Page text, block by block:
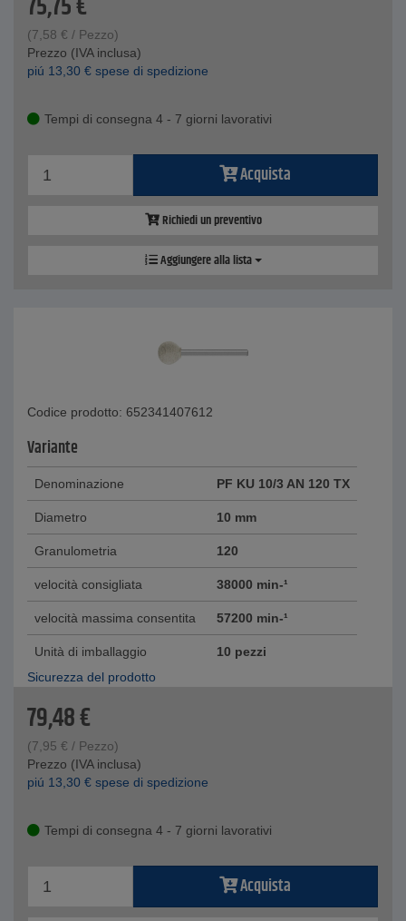
(7,58 € / Pezzo)
Prezzo (IVA inclusa)
piú 13,30 € spese di spedizione
Tempi di consegna 4 - 7 giorni lavorativi
Acquista
Richiedi un preventivo
Aggiungere alla lista
Codice prodotto: 652341407612
Variante
Denominazione PF KU 10/3 AN 120 TX
Diametro 10 mm
Granulometria 120
velocità consigliata 38000 min-¹
velocità massima consentita 57200 min-¹
Unità di imballaggio
10 pezzi
Sicurezza del prodotto
79,48€
(7,95 € / Pezzo)
Prezzo (IVA inclusa)
piú 13,30 € spese di spedizione
Tempi di consegna 4 - 7 giorni lavorativi
Acquista